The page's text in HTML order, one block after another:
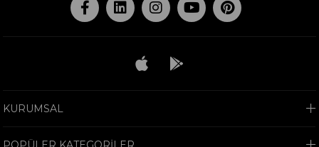
KURUMSAL